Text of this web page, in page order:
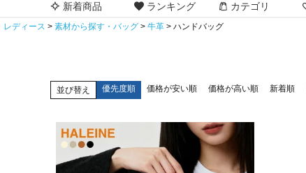
新着商品 ランキング カテゴリ
レディース 素材から探す・バッグ 牛革 ハンドバッグ
並び替え 優先度順 価格が安い順 価格が高い順 新着順